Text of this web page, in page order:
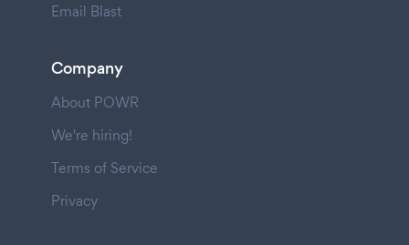
Email Blast
Company
About POWR
We're hiring!
Terms of Service
Privacy